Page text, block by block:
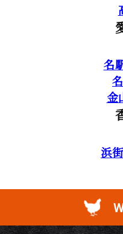
名
金
浜